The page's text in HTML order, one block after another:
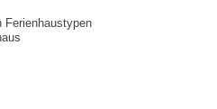
Ferienhaustypen